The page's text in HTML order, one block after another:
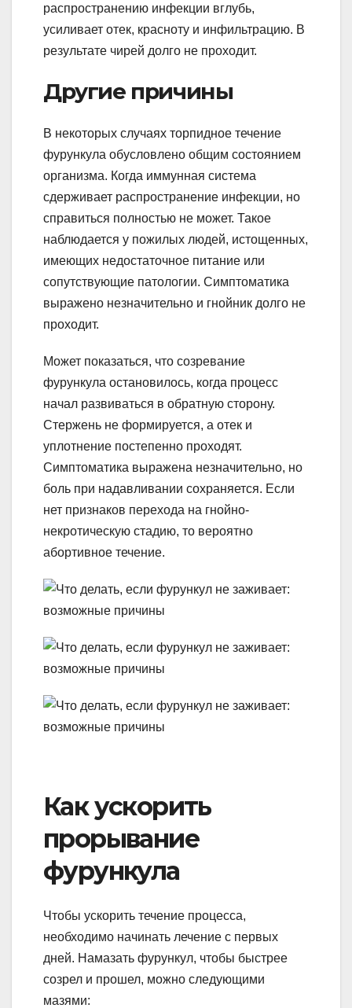
распространению инфекции вглубь,
усиливает отек, красноту и инфильтрацию. В
результате чирей долго не проходит.
Другие причины
В некоторых случаях торпидное течение
фурункула обусловлено общим состоянием
организма. Когда иммунная система
сдерживает распространение инфекции, но
справиться полностью не может. Такое
наблюдается у пожилых людей, истощенных,
имеющих недостаточное питание или
сопутствующие патологии. Симптоматика
выражено незначительно и гнойник долго не
проходит.
Может показаться, что созревание
фурункула остановилось, когда процесс
начал развиваться в обратную сторону.
Стержень не формируется, а отек и
уплотнение постепенно проходят.
Симптоматика выражена незначительно, но
боль при надавливании сохраняется. Если
нет признаков перехода на гнойно-
некротическую стадию, то вероятно
абортивное течение.
Как ускорить
прорывание
фурункула
Чтобы ускорить течение процесса,
необходимо начинать лечение с первых
дней. Намазать фурункул, чтобы быстрее
созрел и прошел, можно следующими
мазями: